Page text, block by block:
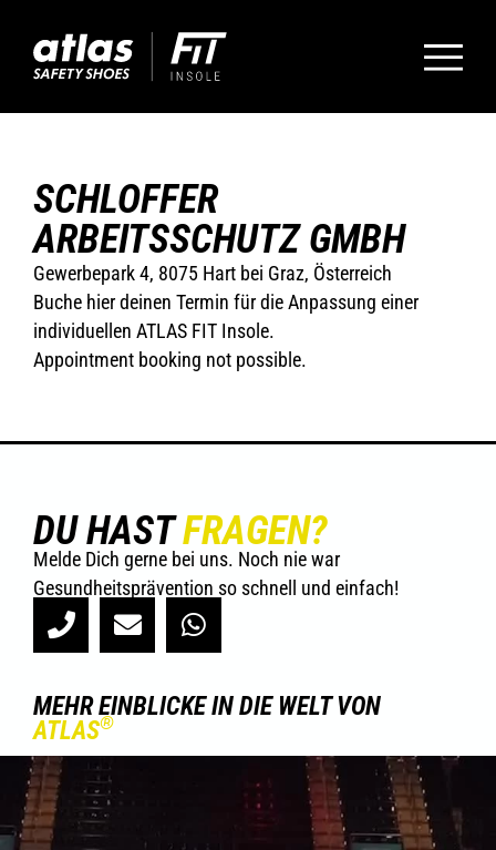
SCHLOFFER
ARBEITSSCHUTZ GMBH
Gewerbepark 4, 8075 Hart bei Graz, Österreich
Buche hier deinen Termin für die Anpassung einer
individuellen ATLAS FIT Insole.
Appointment booking not possible.
DU HASTFRAGEN?
Melde Dich gerne bei uns. Noch nie war
Gesundheitsprävention so schnell und einfach!
MEHR EINBLICKE IN DIE WELT VON
ATLAS®